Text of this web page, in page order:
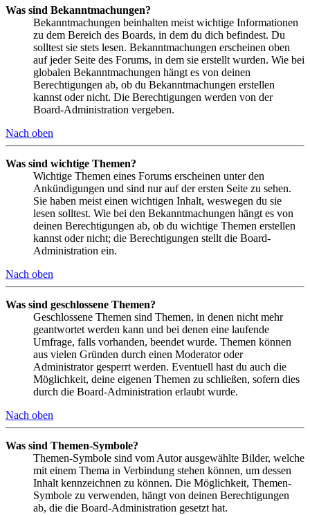
Was sind Bekanntmachungen?
Bekanntmachungen beinhalten meist wichtige Informationen
zu dem Bereich des Boards, in dem du dich befindest. Du
solltest sie stets lesen. Bekanntmachungen erscheinen oben
auf jeder Seite des Forums, in dem sie erstellt wurden. Wie bei
globalen Bekanntmachungen hängt es von deinen
Berechtigungen ab, ob du Bekanntmachungen erstellen
kannst oder nicht. Die Berechtigungen werden von der
Board-Administration vergeben.
Nach oben
Was sind wichtige Themen?
Wichtige Themen eines Forums erscheinen unter den
Ankündigungen und sind nur auf der ersten Seite zu sehen.
Sie haben meist einen wichtigen Inhalt, weswegen du sie
lesen solltest. Wie bei den Bekanntmachungen hängt es von
deinen Berechtigungen ab, ob du wichtige Themen erstellen
kannst oder nicht; die Berechtigungen stellt die Board-
Administration ein.
Nach oben
Was sind geschlossene Themen?
Geschlossene Themen sind Themen, in denen nicht mehr
geantwortet werden kann und bei denen eine laufende
Umfrage, falls vorhanden, beendet wurde. Themen können
aus vielen Gründen durch einen Moderator oder
Administrator gesperrt werden. Eventuell hast du auch die
Möglichkeit, deine eigenen Themen zu schließen, sofern dies
durch die Board-Administration erlaubt wurde.
Nach oben
Was sind Themen-Symbole?
Themen-Symbole sind vom Autor ausgewählte Bilder, welche
mit einem Thema in Verbindung stehen können, um dessen
Inhalt kennzeichnen zu können. Die Möglichkeit, Themen-
Symbole zu verwenden, hängt von deinen Berechtigungen
ab, die die Board-Administration gesetzt hat.